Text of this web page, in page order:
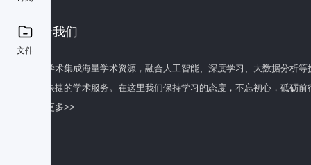
文件
关于我们
百度学术集成海量学术资源，融合人工智能、深度学习、大数据分析
全面快捷的学术服务。在这里我们保持学习的态度，不忘初心，砥砺前
了解更多>>